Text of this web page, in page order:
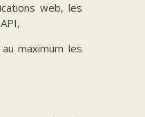
web, les
maximum les